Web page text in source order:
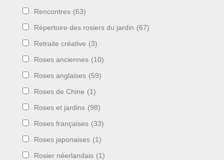
Rencontres (63)
Répertoire des rosiers du jardin (67)
Retraite créative (3)
Roses anciennes (10)
Roses anglaises (59)
Roses de Chine (1)
Roses et jardins (98)
Roses françaises (33)
Roses japonaises (1)
Rosier néerlandais (1)